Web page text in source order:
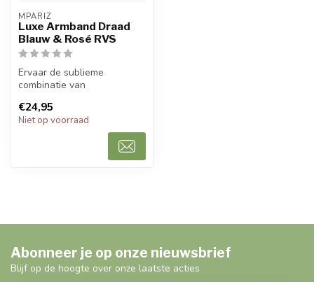
MPARIZ
Luxe Armband Draad
Blauw & Rosé RVS
Ervaar de sublieme
combinatie van
met de Armband. Deze...
€24,95
Niet op voorraad
Abonneer je op onze nieuwsbrief
Blijf op de hoogte over onze laatste acties